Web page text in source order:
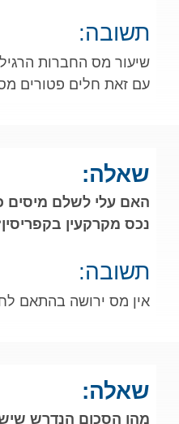
תשובה:
עם זאת חלים פטורים
שאלה:
האם עלי לשלם מיסים
נכס מקרקעין
תשובה:
אין מס ירושה בהתאם
שאלה:
מהו הסכום הנדרש